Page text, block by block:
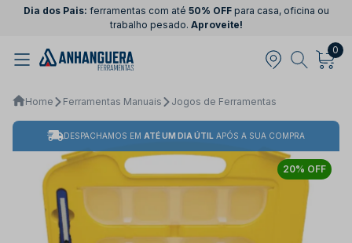
Dia dos Pais: ferramentas com até 50% OFFpara casa, oficina ou
trabalho pesado. Aproveite!
0
Home Ferramentas Manuais Jogos de Ferramentas
DESPACHAMOS EM ATÉ UM DIA ÚTIL APÓS A SUA COMPRA
20% OFF